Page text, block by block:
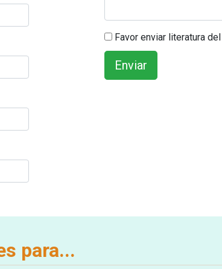
Favor enviar literatura
para...